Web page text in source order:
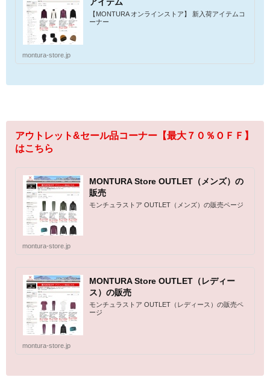
【MONTURA オンラインストア】 新入荷アイテムコ
ーナー
montura-store.jp
アウトレット&セール品コーナー【最大７０％ＯＦＦ】
はこちら
MONTURA Store OUTLET（メンズ）の
販売
モンチュラストア OUTLET（メンズ）の販売ページ
montura-store.jp
MONTURA Store OUTLET（レディー
ス）の販売
モンチュラストア OUTLET（レディース）の販売ペ
ージ
montura-store.jp